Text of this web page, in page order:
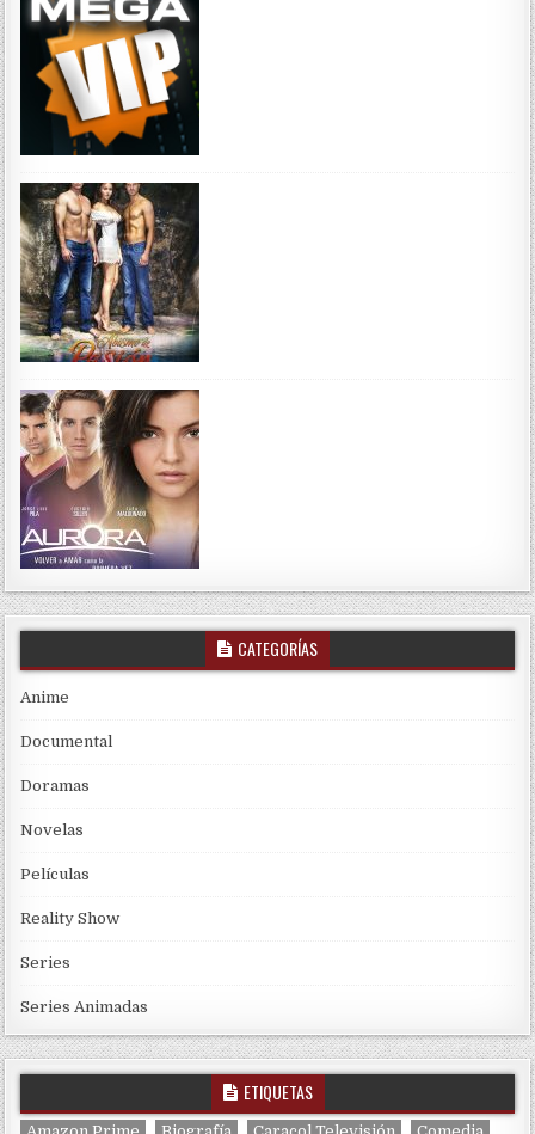
CATEGORÍAS
Anime
Documental
Doramas
Novelas
Películas
Reality Show
Series
Series Animadas
ETIQUETAS